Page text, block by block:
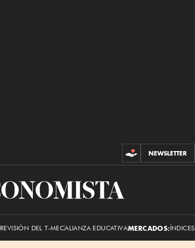
CONTRIBUCIONES
NEWSLETTER
El
REVISIÓN DEL T-MECALIANZA EDUCATIVAMERCADOS:ÍNDICES